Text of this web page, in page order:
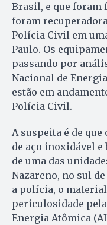
Brasil, e que foram
foram
Polícia Civil em
Paulo. Os
passando por
Nacional de
estão em
Polícia Civil.
A suspeita é de que
de aço inoxidável
de uma das
Nazareno, no sul
a polícia, o
periculosidade
Energia Atômica